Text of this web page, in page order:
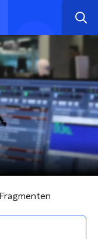
Fragmenten